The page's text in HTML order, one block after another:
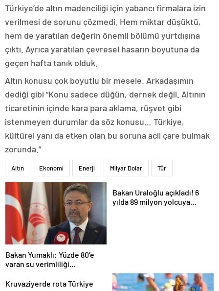
Türkiye’de altın madenciliği için yabancı firmalara izin
verilmesi de sorunu çözmedi. Hem miktar düşüktü,
hem de yaratılan değerin önemli bölümü yurtdışına
çıktı. Ayrıca yaratılan çevresel hasarın boyutuna da
geçen hafta tanık olduk.
Altın konusu çok boyutlu bir mesele. Arkadaşımın
dediği gibi “Konu sadece düğün, dernek değil. Altının
ticaretinin içinde kara para aklama, rüşvet gibi
istenmeyen durumlar da söz konusu… Türkiye,
kültürel yanı da etken olan bu soruna acil çare bulmak
zorunda.”
Altın Ekonomi Enerji Milyar Dolar Tür
Bakan Yumaklı: Yüzde 80’e
varan su verimliliği
Bakan Uraloğlu açıkladı! 6
yılda 89 milyon yolcuya
Kruvaziyerde rota Türkiye